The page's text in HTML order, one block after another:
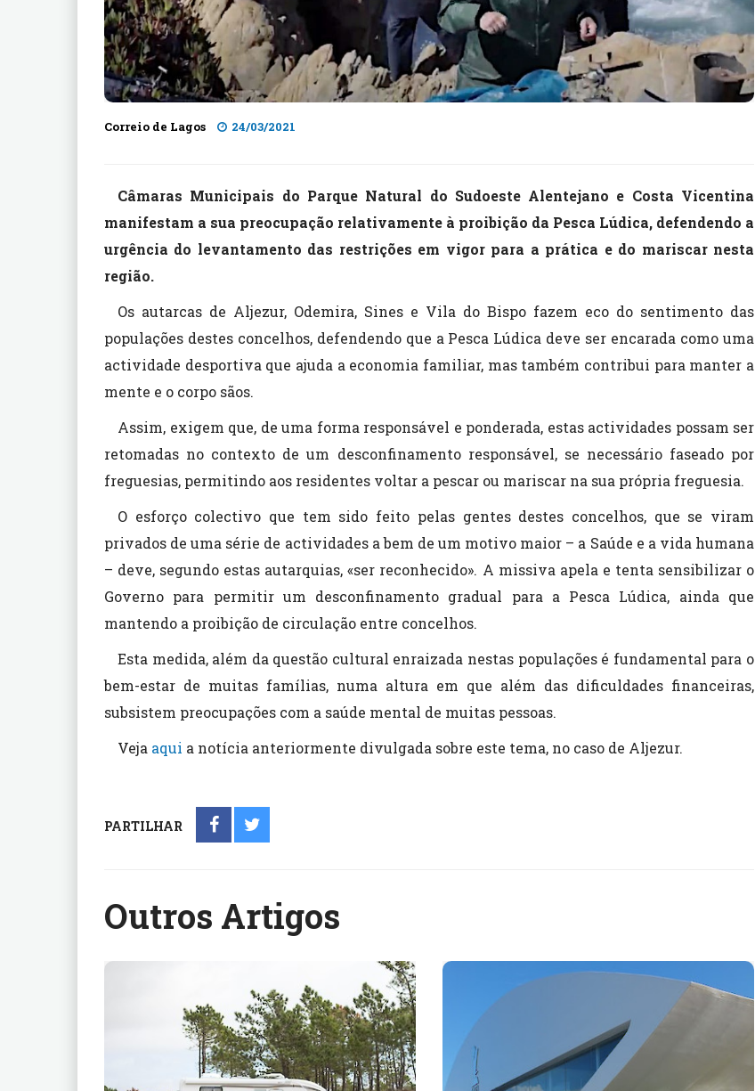
Correio de Lagos 24/03/2021
Câmaras Municipais do Parque Natural do Sudoeste Alentejano e Costa Vicentina
manifestam a sua preocupação relativamente à proibição da Pesca Lúdica, defendendo a
urgência do levantamento das restrições em vigor para a prática e do mariscar nesta
região.
Os autarcas de Aljezur, Odemira, Sines e Vila do Bispo fazem eco do sentimento das
populações destes concelhos, defendendo que a Pesca Lúdica deve ser encarada como uma
actividade desportiva que ajuda a economia familiar, mas também contribui para manter a
mente e o corpo sãos.
Assim, exigem que, de uma forma responsável e ponderada, estas actividades possam ser
retomadas no contexto de um desconfinamento responsável, se necessário faseado por
freguesias, permitindo aos residentes voltar a pescar ou mariscar na sua própria freguesia.
O esforço colectivo que tem sido feito pelas gentes destes concelhos, que se viram
privados de uma série de actividades a bem de um motivo maior – a Saúde e a vida humana
– deve, segundo estas autarquias, «ser reconhecido». A missiva apela e tenta sensibilizar o
Governo para permitir um desconfinamento gradual para a Pesca Lúdica, ainda que
mantendo a proibição de circulação entre concelhos.
Esta medida, além da questão cultural enraizada nestas populações é fundamental para o
bem-estar de muitas famílias, numa altura em que além das dificuldades financeiras,
subsistem preocupações com a saúde mental de muitas pessoas.
Veja aqui a notícia anteriormente divulgada sobre este tema, no caso de Aljezur.
PARTILHAR
Outros Artigos